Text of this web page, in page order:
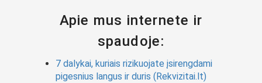
Apie mus internete ir
spaudoje:
7 dalykai, kuriais rizikuojate įsirengdami
pigesnius langus ir duris (Rekvizitai.lt)